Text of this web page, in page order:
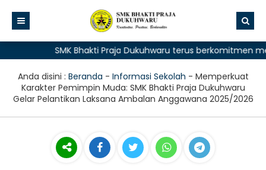
SMK Bhakti Praja Dukuhwaru terus berkomitmen
Anda disini : Beranda - Informasi Sekolah - Memperkuat
Karakter Pemimpin Muda: SMK Bhakti Praja Dukuhwaru
Gelar Pelantikan Laksana Ambalan Anggawana 2025/2026